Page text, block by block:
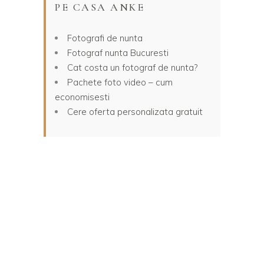
PE CASA ANKE
Fotografi de nunta
Fotograf nunta Bucuresti
Cat costa un fotograf de nunta?
Pachete foto video – cum
economisesti
Cere oferta personalizata gratuit